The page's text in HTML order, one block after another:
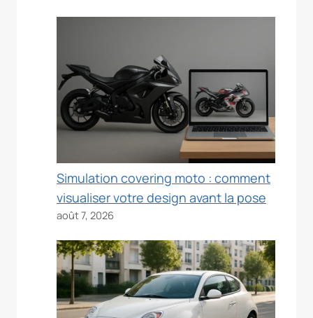
Simulation covering moto : comment
visualiser votre design avant la pose
août 7, 2026